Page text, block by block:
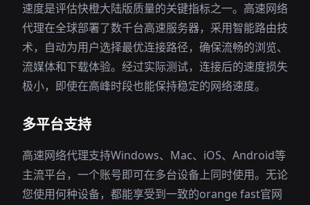
速度是评估快橙大陆版质量的关键指标之一。高速网络
代理在全球部署了数千台高速服务器，采用智能路由技
术，自动为用户选择最优连接路径，确保流畅的浏览、
流媒体和下载体验。经过实际测试，连接后的速度损失
极小，即使在高峰时段也能保持稳定的网络速度。
多平台支持
高速网络代理支持Windows、Mac、iOS、Android等
主流平台，一个账号即可在多台设备上同时使用。无论
您使用何种设备，都能享受到一致的orange fast官网